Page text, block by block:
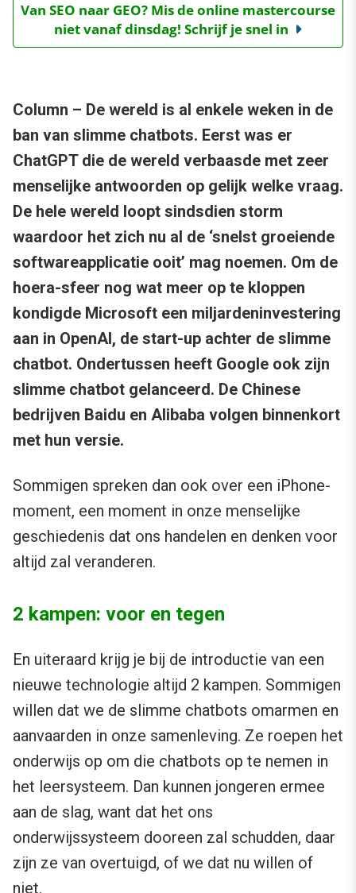
Van SEO naar GEO? Mis de online mastercourse
niet vanaf dinsdag! Schrijf je snel in
Column – De wereld is al enkele weken in de
ban van slimme chatbots. Eerst was er
ChatGPT die de wereld verbaasde met zeer
menselijke antwoorden op gelijk welke vraag.
De hele wereld loopt sindsdien storm
waardoor het zich nu al de ‘snelst groeiende
softwareapplicatie ooit’ mag noemen. Om de
hoera-sfeer nog wat meer op te kloppen
kondigde Microsoft een miljardeninvestering
aan in OpenAI, de start-up achter de slimme
chatbot. Ondertussen heeft Google ook zijn
slimme chatbot gelanceerd. De Chinese
bedrijven Baidu en Alibaba volgen binnenkort
met hun versie.
Sommigen spreken dan ook over een iPhone-
moment, een moment in onze menselijke
geschiedenis dat ons handelen en denken voor
altijd zal veranderen.
2 kampen: voor en tegen
En uiteraard krijg je bij de introductie van een
nieuwe technologie altijd 2 kampen. Sommigen
willen dat we de slimme chatbots omarmen en
aanvaarden in onze samenleving. Ze roepen het
onderwijs op om die chatbots op te nemen in
het leersysteem. Dan kunnen jongeren ermee
aan de slag, want dat het ons
onderwijssysteem dooreen zal schudden, daar
zijn ze van overtuigd, of we dat nu willen of
niet.